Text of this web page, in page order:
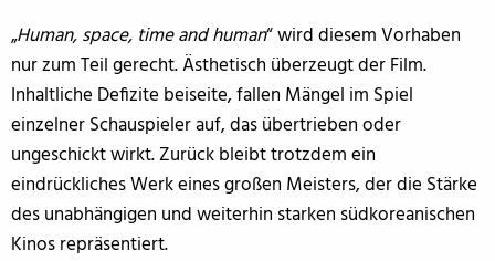
„Human, space, time and human“ wird diesem Vorhaben
nur zum Teil gerecht. Ästhetisch überzeugt der Film.
Inhaltliche Defizite beiseite, fallen Mängel im Spiel
einzelner Schauspieler auf, das übertrieben oder
ungeschickt wirkt. Zurück bleibt trotzdem ein
eindrückliches Werk eines großen Meisters, der die Stärke
des unabhängigen und weiterhin starken südkoreanischen
Kinos repräsentiert.